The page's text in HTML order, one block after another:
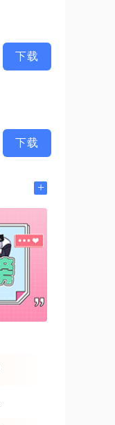
下载
下载
+